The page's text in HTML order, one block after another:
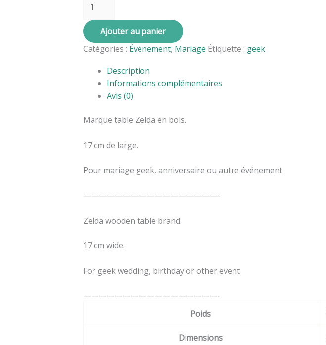
Ajouter au panier
Catégories : Événement, Mariage Étiquette : geek
Description
Informations complémentaires
Avis (0)
Marque table Zelda en bois.
17 cm de large.
Pour mariage geek, anniversaire ou autre événement
—————————————————-
Zelda wooden table brand.
17 cm wide.
For geek wedding, birthday or other event
—————————————————-
Poids
Dimensions